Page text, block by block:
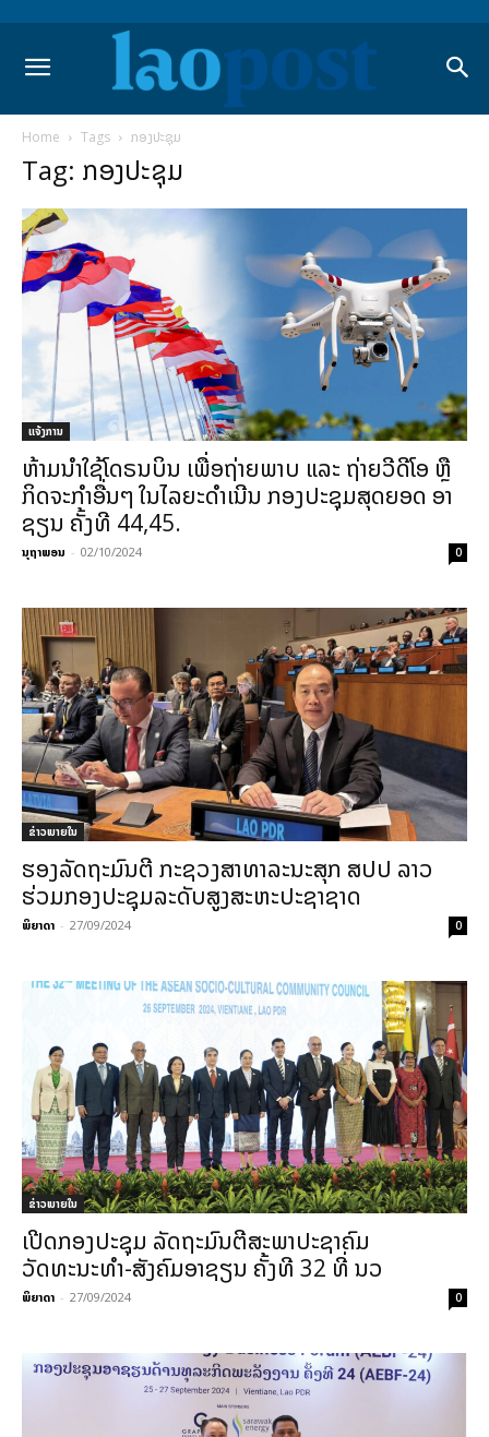
Home Tags ກອງປະຊຸມ
Tag: ກອງປະຊຸມ
ແຈ້ງການ
ຫ້າມນໍາໃຊ້ໂດຣນບິນ ເພື່ອຖ່າຍພາບ ແລະ ຖ່າຍວີດີໂອ ຫຼື
ກິດຈະກໍາອື່ນໆ ໃນໄລຍະດໍາເນີນ ກອງປະຊຸມສຸດຍອດ ອາ
ຊຽນ ຄັ້ງທີ 44,45.
ນຸຖາພອນ - 02/10/2024 0
ຂ່າວພາຍ​ໃນ
ຮອງລັດຖະມົນຕີ ກະຊວງສາທາລະນະສຸກ ສປປ ລາວ
ຮ່ວມກອງປະຊຸມລະດັບສູງສະຫະປະຊາຊາດ
ພິຍາດາ - 27/09/2024 0
ຂ່າວພາຍ​ໃນ
ເປີດກອງປະຊຸມ ລັດຖະມົນຕີສະພາປະຊາຄົມ
ວັດທະນະທຳ-ສັງຄົມອາຊຽນ ຄັ້ງທີ 32 ທີ່ ນວ
ພິຍາດາ - 27/09/2024 0